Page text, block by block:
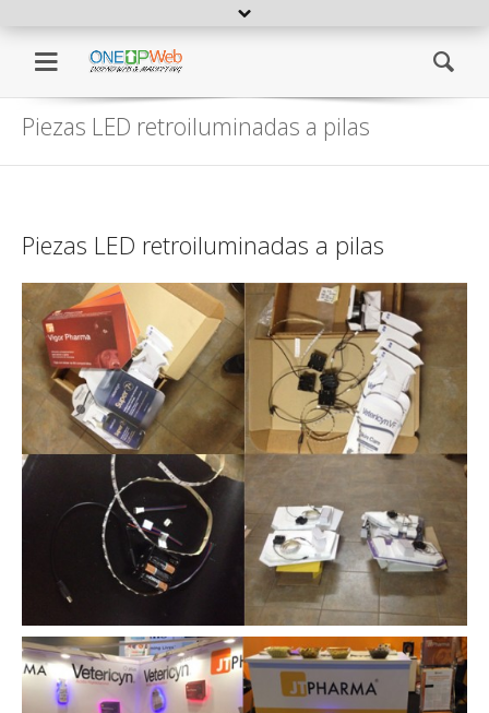
Diseño de paginas web
Diseño de paginas web y
Menu
Piezas LED retroiluminadas a pilas
Piezas LED retroiluminadas a pilas